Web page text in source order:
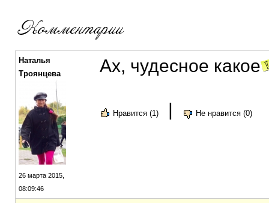
Наталья
Троянцева
26 марта 2015,
08:09:46
Ах, чудесное какое
Нравится (1) | Не нравится (0)